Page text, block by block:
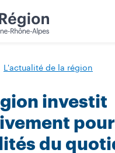
L'actualité de la région
investit
du